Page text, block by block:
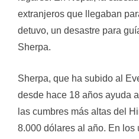
extranjeros que llegaban
detuvo, un desastre para
Sherpa.
Sherpa, que ha subido al
desde hace 18 años ayuda
las cumbres más altas del
8.000 dólares al año. En los